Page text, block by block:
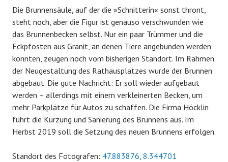
Die Brunnensäule, auf der die »Schnitterin« sonst thront,
steht noch, aber die Figur ist genauso verschwunden wie
das Brunnenbecken selbst. Nur ein paar Trümmer und die
Eckpfosten aus Granit, an denen Tiere angebunden werden
konnten, zeugen noch vom bisherigen Standort. Im Rahmen
der Neugestaltung des Rathausplatzes wurde der Brunnen
abgebaut. Die gute Nachricht: Er soll wieder aufgebaut
werden – allerdings mit einem verkleinerten Becken, um
mehr Parkplätze für Autos zu schaffen. Die Firma Höcklin
führt die Kürzung und Sanierung des Brunnens aus. Im
Herbst 2019 soll die Setzung des neuen Brunnens erfolgen.
Standort des Fotografen: 47.883876, 8.344701